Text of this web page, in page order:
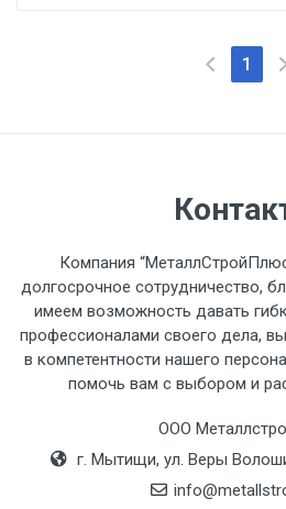
1
Компания
долгосрочное сотрудничество,
имеем возможность давать
профессионалами своего дела,
в компетентности нашего
помочь вам с выбором и
ООО
г. Мытищи, ул. Веры